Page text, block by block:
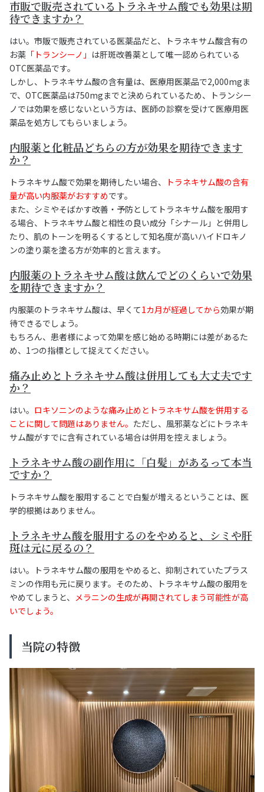
市販で販売されているトラネキサム酸でも効果は期
待できますか？
はい。市販で販売されている医薬品だと、トラネキサム酸含有の
お薬 「トランシーノ」 は肝斑改善薬として唯一認められている
OTC医薬品です。
しかし、トラネキサム酸の含有量は、医療用医薬品で2,000mgま
で、OTC医薬品は750mgまでと決められているため、トランシー
ノでは効果を感じないという方は、医師の診察を受けて医療用医
薬品を処方してもらいましょう。
内服薬と化粧品どちらの方が効果を期待できます
か？
トラネキサム酸で効果を期待したい場合、
トラネキサム酸の含有
量が高い内服薬がおすすめです。
また、シミやそばかす改善・予防としてトラネキサム酸を服用す
る場合、トラネキサム酸と相性の良い成分「シナール」と併用し
たり、肌のトーンを明るくするとして知名度が高いハイドロキノ
ンの塗り薬を塗る方が効率的と言えます。
内服薬のトラネキサム酸は飲んでどのくらいで効果
を期待できますか？
内服薬のトラネキサム酸は、早くて1カ月が経過してから効果が期
待できるでしょう。
もちろん、患者様によって効果を感じ始める時期には差があるた
め、1つの指標として捉えてください。
痛み止めとトラネキサム酸は併用しても大丈夫です
か？
はい。 ロキソニンのような痛み止めとトラネキサム酸を併用する
ことに関して問題はありません。 ただし、風邪薬などにトラネキ
サム酸がすでに含有されている場合は併用を控えましょう。
トラネキサム酸の副作用に「白髪」があるって本当
ですか？
トラネキサム酸を服用することで白髪が増えるということは、医
学的根拠はありません。
トラネキサム酸を服用するのをやめると、シミや肝
斑は元に戻るの？
はい。トラネキサム酸の服用をやめると、抑制されていたプラス
ミンの作用も元に戻ります。そのため、トラネキサム酸の服用を
やめてしまうと、
メラニンの生成が再開されてしまう可能性が高
いでしょう。
当院の特徴